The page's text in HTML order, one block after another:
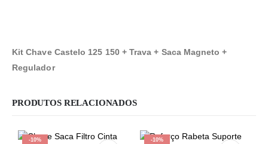
Kit Chave Castelo 125 150 + Trava + Saca Magneto +
Regulador
PRODUTOS RELACIONADOS
-10% -10%